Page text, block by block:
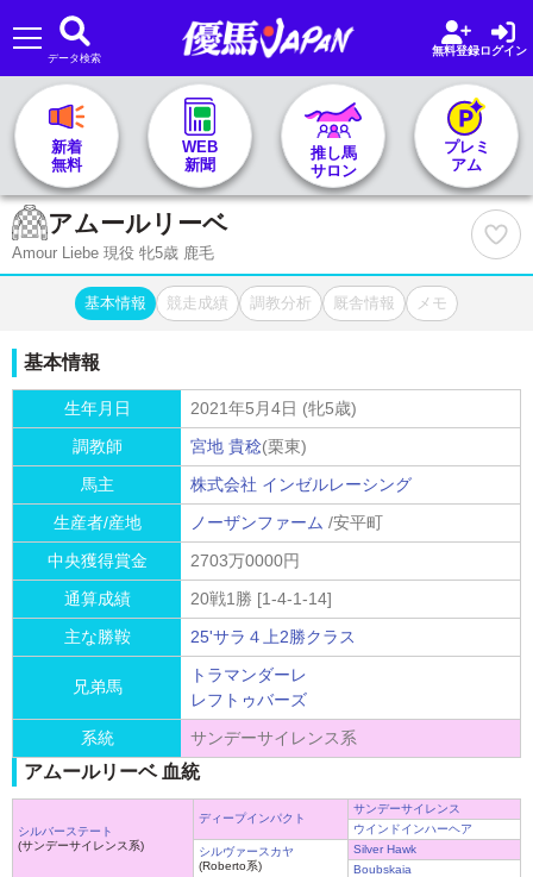
🏇 推し馬サロンTOP
レース一覧
プラン案内
データ検索
無料登録ログイン
新着
無料
WEB
新聞
推し馬
サロン
プレミ
アム
アムールリーベ
Amour Liebe 現役 牝5歳 鹿毛
基本情報 競走成績 調教分析 厩舎情報 メモ
基本情報
生年月日
2021年5月4日 (牝5歳)
調教師
宮地 貴稔(栗東)
馬主
株式会社 インゼルレーシング
生産者/産地
ノーザンファーム /安平町
中央獲得賞金
2703万0000円
通算成績
20戦1勝 [1-4-1-14]
主な勝鞍
25'サラ４上2勝クラス
兄弟馬
トラマンダーレ
レフトゥバーズ
系統
サンデーサイレンス系
アムールリーベ 血統
シルバーステート
(サンデーサイレンス系)
ディープインパクト
サンデーサイレンス
ウインドインハーヘア
シルヴァースカヤ
(Roberto系)
Silver Hawk
Boubskaia